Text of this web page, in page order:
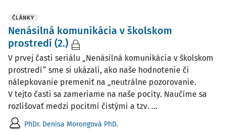
ČLÁNKY
Nenásilná komunikácia v školskom
prostredí (2.)
V prvej časti seriálu „Nenásilná komunikácia v školskom
prostredí“ sme si ukázali, ako naše hodnotenie či
nálepkovanie premeniť na „neutrálne pozorovanie.
V tejto časti sa zameriame na naše pocity. Naučíme sa
rozlišovať medzi pocitmi čistými a tzv. ...
PhDr. Denisa Morongová PhD.